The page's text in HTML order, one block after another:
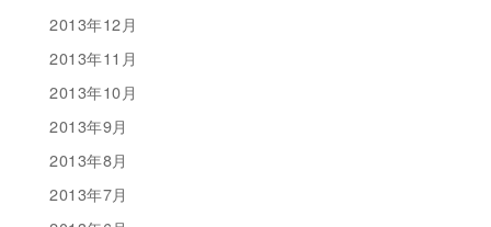
2013年12月
2013年11月
2013年10月
2013年9月
2013年8月
2013年7月